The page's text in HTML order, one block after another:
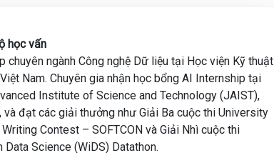
đối tác của Microsoft
học vấn
chuyên ngành Công nghệ Dữ liệu tại Học viện Kỹ thuật
Nam. Chuyên gia nhận học bổng AI Internship tại
Institute of Science and Technology (JAIST),
và đạt các giải thưởng như Giải Ba cuộc thi University
Contest – SOFTCON và Giải Nhì cuộc thi
Data Science (WiDS) Datathon.